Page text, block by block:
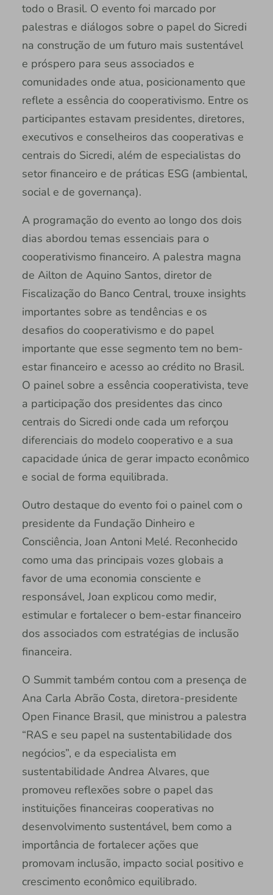
todo o Brasil. O evento foi marcado por
palestras e diálogos sobre o papel do Sicredi
na construção de um futuro mais sustentável
e próspero para seus associados e
comunidades onde atua, posicionamento que
reflete a essência do cooperativismo. Entre os
participantes estavam presidentes, diretores,
executivos e conselheiros das cooperativas e
centrais do Sicredi, além de especialistas do
setor financeiro e de práticas ESG (ambiental,
social e de governança).
A programação do evento ao longo dos dois
dias abordou temas essenciais para o
cooperativismo financeiro. A palestra magna
de Ailton de Aquino Santos, diretor de
Fiscalização do Banco Central, trouxe insights
importantes sobre as tendências e os
desafios do cooperativismo e do papel
importante que esse segmento tem no bem-
estar financeiro e acesso ao crédito no Brasil.
O painel sobre a essência cooperativista, teve
a participação dos presidentes das cinco
centrais do Sicredi onde cada um reforçou
diferenciais do modelo cooperativo e a sua
capacidade única de gerar impacto econômico
e social de forma equilibrada.
Outro destaque do evento foi o painel com o
presidente da Fundação Dinheiro e
Consciência, Joan Antoni Melé. Reconhecido
como uma das principais vozes globais a
favor de uma economia consciente e
responsável, Joan explicou como medir,
estimular e fortalecer o bem-estar financeiro
dos associados com estratégias de inclusão
financeira.
O Summit também contou com a presença de
Ana Carla Abrão Costa, diretora-presidente
Open Finance Brasil, que ministrou a palestra
“RAS e seu papel na sustentabilidade dos
negócios”, e da especialista em
sustentabilidade Andrea Alvares, que
promoveu reflexões sobre o papel das
instituições financeiras cooperativas no
desenvolvimento sustentável, bem como a
importância de fortalecer ações que
promovam inclusão, impacto social positivo e
crescimento econômico equilibrado.